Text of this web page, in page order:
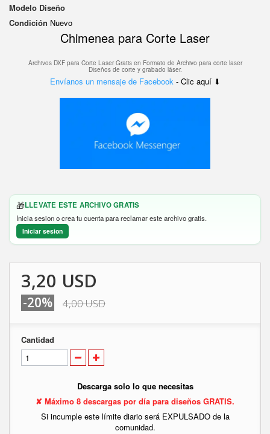
Modelo Diseño
Condición Nuevo
Chimenea para Corte Laser
Archivos DXF para Corte Laser Gratis en Formato de Archivo para corte laser
Diseños de corte y grabado láser.
Envíanos un mensaje de Facebook - Clic aquí ⬇
🎁LLEVATE ESTE ARCHIVO GRATIS
Inicia sesion o crea tu cuenta para reclamar este archivo gratis.
Iniciar sesion
3,20 USD
-20% 4,00 USD
Cantidad
Descarga solo lo que necesitas
✘ Máximo 8 descargas por día para diseños GRATIS.
Si incumple este límite diario será EXPULSADO de la
comunidad.